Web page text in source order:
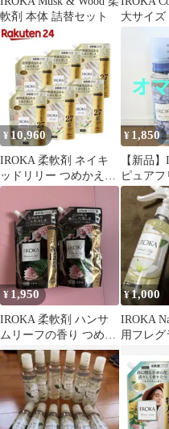
軟剤 本体 詰替セット
大サイズ
¥10,960
IROKA 柔軟剤 ネイキ
ッドリリー つめかえ用
1200ml×6袋
¥ 1,850
【新品
ピュアフ
2本セッ
¥ 1,950
IROKA 柔軟剤 ハンサ
ムリーフの香り つめか
え用 650ml 2個セット
¥1,000
IROKA
用フレグ